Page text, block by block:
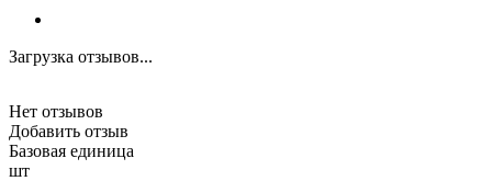
Загрузка отзывов...
Нет отзывов
Добавить отзыв
Базовая единица
шт